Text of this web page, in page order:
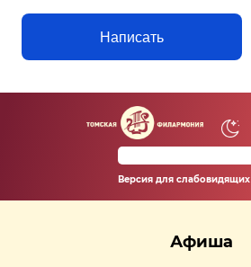
Написать
Версия для слабовидящих
Афиша